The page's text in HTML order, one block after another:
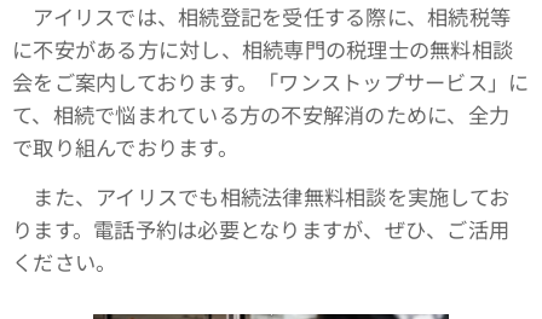
アイリスでは、相続登記を受任する際に、相続税等
に不安がある方に対し、相続専門の税理士の無料相談
会をご案内しております。「ワンストップサービス」に
て、相続で悩まれている方の不安解消のために、全力
で取り組んでおります。
また、アイリスでも相続法律無料相談を実施してお
ります。電話予約は必要となりますが、ぜひ、ご活用
ください。